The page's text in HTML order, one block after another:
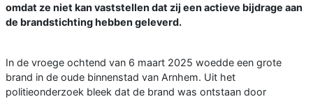
omdat ze niet kan vaststellen dat zij een actieve bijdrage aan
de brandstichting hebben geleverd.
In de vroege ochtend van 6 maart 2025 woedde een grote
brand in de oude binnenstad van Arnhem. Uit het
politieonderzoek bleek dat de brand was ontstaan door